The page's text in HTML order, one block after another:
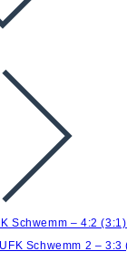
Schwemm – 4:2
Schwemm 2 – 3:3